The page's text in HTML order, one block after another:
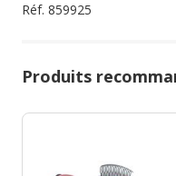
Réf. 859925
Produits